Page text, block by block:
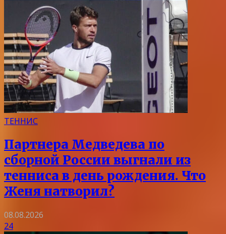
ТЕННИС
Партнера Медведева по
сборной России выгнали из
тенниса в день рождения. Что
Женя натворил?
08.08.2026
24